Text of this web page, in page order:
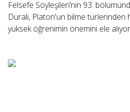
Felsefe Söyleşileri’nin 93.
Duralı, Platon'un bilme türlerinden
yüksek öğrenimin önemini ele